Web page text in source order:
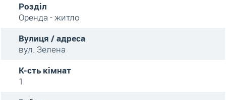
Розділ
Оренда - житло
Вулиця / адреса
вул. Зелена
К-сть кімнат
1